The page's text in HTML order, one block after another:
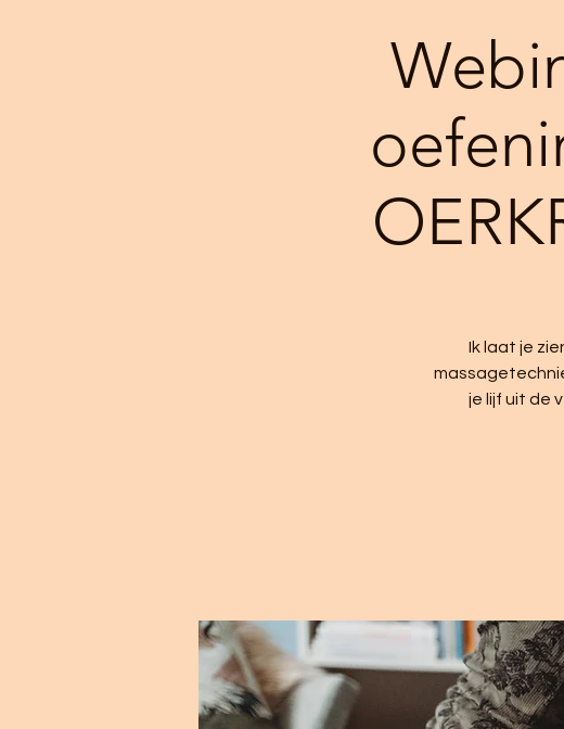
Ik laat je
je lijf uit de